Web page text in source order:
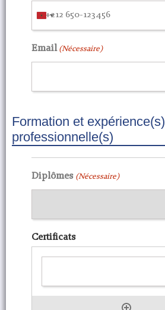
Morocco
Email (Nécessaire)
Formation et expérience(s)
professionnelle(s)
Diplômes (Nécessaire)
Certificats